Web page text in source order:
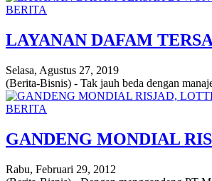
BERITA
LAYANAN DAFAM
Selasa, Agustus 27, 2019
(Berita-Bisnis) - Tak jauh beda dengan
BERITA
GANDENG MONDIAL
Rabu, Februari 29, 2012